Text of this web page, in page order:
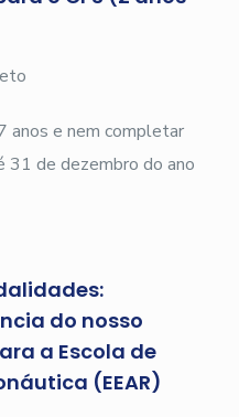
anos e nem completar
31 de dezembro do ano
do nosso
a Escola de
(EEAR)